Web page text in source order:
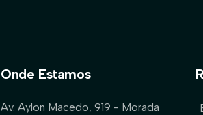
Onde Estamos
Av. Aylon Macedo, 919 - Morada